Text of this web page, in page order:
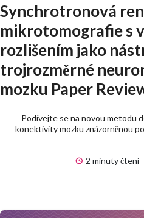
Synchrotronová
mikrotomografie s
rozlišením jako
trojrozměrné
mozku Paper
Podívejte se na novou metodu
konektivity mozku znázorněnou
2 minuty čtení